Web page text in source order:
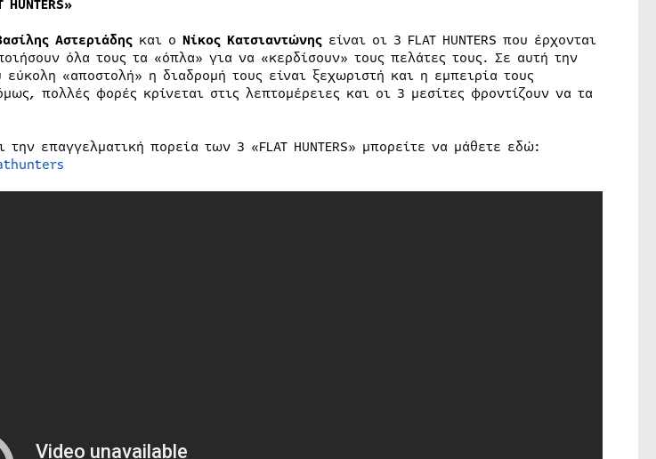
Αστεριάδης και ο Νίκος Κατσιαντώνηςείναι οι 3 FLAT HUNTERS που έρχονται
όλα τους τα «όπλα» για να «κερδίσουν» τους πελάτες τους. Σε αυτή την
εύκολη «αποστολή» η διαδρομή τους είναι ξεχωριστή και η εμπειρία τους
πολλές φορές κρίνεται στις λεπτομέρειες και οι 3 μεσίτες φροντίζουν να τα
επαγγελματική πορεία των 3 «FLAT HUNTERS» μπορείτε να μάθετε εδώ: